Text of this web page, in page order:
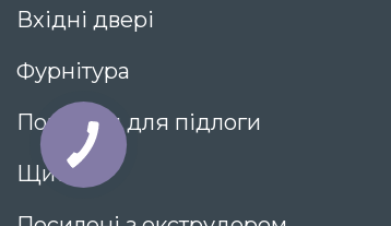
Вхідні двері
Фурнітура
Покриття для підлоги
Щитові